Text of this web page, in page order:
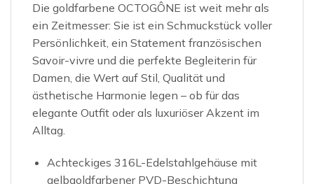
Die goldfarbene OCTOGÔNE ist weit mehr als
ein Zeitmesser: Sie ist ein Schmuckstück voller
Persönlichkeit, ein Statement französischen
Savoir-vivre und die perfekte Begleiterin für
Damen, die Wert auf Stil, Qualität und
ästhetische Harmonie legen – ob für das
elegante Outfit oder als luxuriöser Akzent im
Alltag.
Achteckiges 316L-Edelstahlgehäuse mit
gelbgoldfarbener PVD-Beschichtung